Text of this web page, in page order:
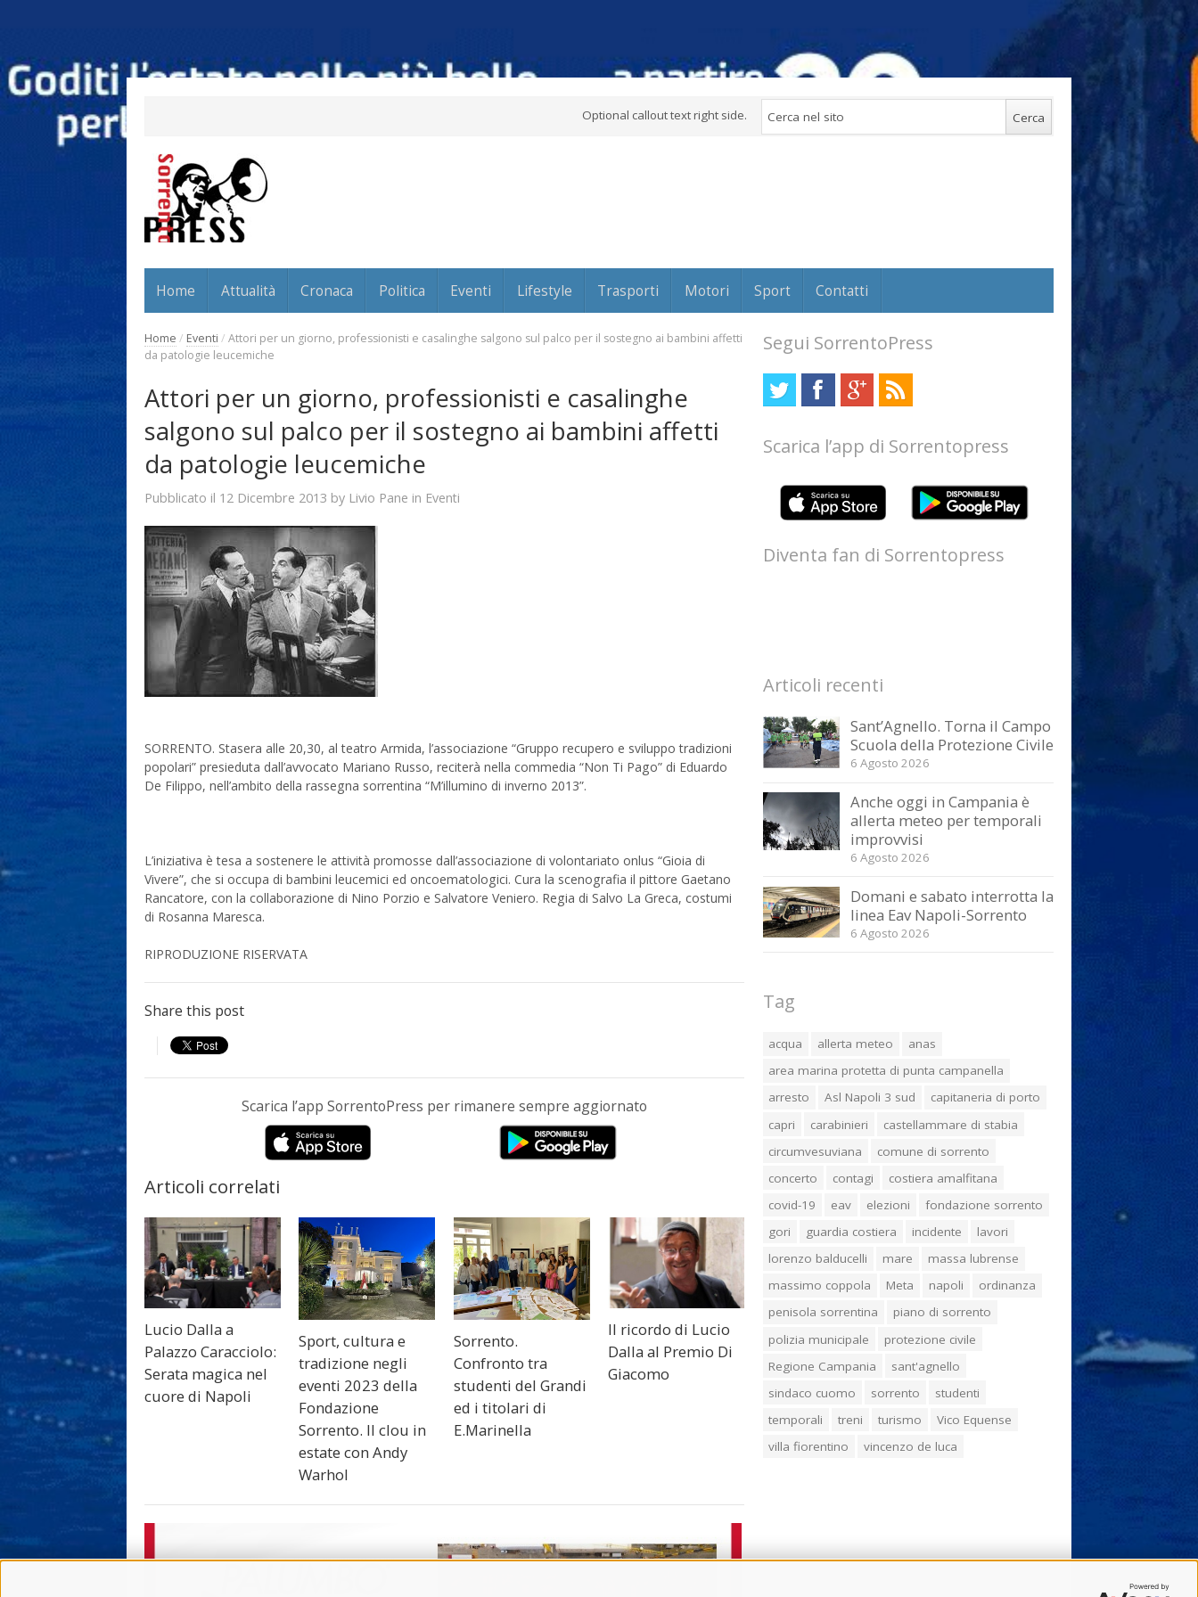
Optional callout text right side.
Home Attualità Cronaca Politica Eventi Lifestyle Trasporti Motori Sport Contatti
Home / Eventi / Attori per un giorno, professionisti e casalinghe salgono sul palco per il sostegno ai bambini affetti
da patologie leucemiche
Attori per un giorno, professionisti e casalinghe
salgono sul palco per il sostegno ai bambini affetti
da patologie leucemiche
Pubblicato il 12 Dicembre 2013 by Livio Pane in Eventi
SORRENTO. Stasera alle 20,30, al teatro Armida, l’associazione “Gruppo recupero e sviluppo tradizioni
popolari” presieduta dall’avvocato Mariano Russo, reciterà nella commedia “Non Ti Pago” di Eduardo
De Filippo, nell’ambito della rassegna sorrentina “M’illumino di inverno 2013”.
L’iniziativa è tesa a sostenere le attività promosse dall’associazione di volontariato onlus “Gioia di
Vivere”, che si occupa di bambini leucemici ed oncoematologici. Cura la scenografia il pittore Gaetano
Rancatore, con la collaborazione di Nino Porzio e Salvatore Veniero. Regia di Salvo La Greca, costumi
di Rosanna Maresca.
RIPRODUZIONE RISERVATA
Share this post
Scarica l’app SorrentoPress per rimanere sempre aggiornato
Articoli correlati
Lucio Dalla a
Palazzo Caracciolo:
Serata magica nel
cuore di Napoli
Sport, cultura e
tradizione negli
eventi 2023 della
Fondazione
Sorrento. Il clou in
estate con Andy
Warhol
Sorrento.
Confronto tra
studenti del Grandi
ed i titolari di
E.Marinella
Il ricordo di Lucio
Dalla al Premio Di
Giacomo
Segui SorrentoPress
Scarica l’app di Sorrentopress
Diventa fan di Sorrentopress
Articoli recenti
Sant’Agnello. Torna il Campo
Scuola della Protezione Civile
6 Agosto 2026
Anche oggi in Campania è
allerta meteo per temporali
improvvisi
6 Agosto 2026
Domani e sabato interrotta la
linea Eav Napoli-Sorrento
6 Agosto 2026
Tag
acqua allerta meteo
anas
area marina protetta di punta campanella
arresto
Asl Napoli 3 sud
capitaneria di porto
capri
carabinieri
castellammare di stabia
circumvesuviana
comune di sorrento
concerto
contagi
costiera amalfitana
covid-19
eav elezioni
fondazione sorrento
gori
guardia costiera incidente
lavori
lorenzo balducelli
mare
massa lubrense
massimo coppola
Meta napoli
ordinanza
penisola sorrentina
piano di sorrento
polizia municipale
protezione civile
Regione Campania
sant'agnello
sindaco cuomo
sorrento
studenti
temporali
treni turismo
Vico Equense
villa fiorentino
vincenzo de luca